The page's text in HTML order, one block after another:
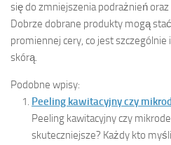
się do zmniejszenia podrażnień
Dobrze dobrane produkty mogą
promiennej cery, co jest
skórą.
Podobne wpisy:
Peeling kawitacyjny czy
Peeling kawitacyjny czy
skuteczniejsze? Każdy kto